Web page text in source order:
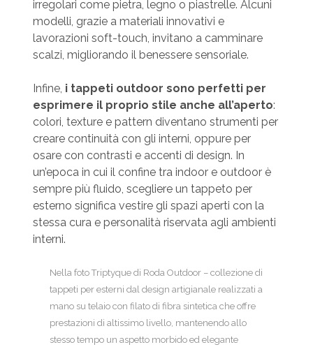
irregolari come pietra, legno o piastrelle. Alcuni
modelli, grazie a materiali innovativi e
lavorazioni soft-touch, invitano a camminare
scalzi, migliorando il benessere sensoriale.
Infine, i tappeti outdoor sono perfetti per
esprimere il proprio stile anche all’aperto:
colori, texture e pattern diventano strumenti per
creare continuità con gli interni, oppure per
osare con contrasti e accenti di design. In
un’epoca in cui il confine tra indoor e outdoor è
sempre più fluido, scegliere un tappeto per
esterno significa vestire gli spazi aperti con la
stessa cura e personalità riservata agli ambienti
interni.
Nella foto Triptyque di Roda Outdoor – collezione di
tappeti per esterni dal design artigianale realizzati a
mano su telaio con filato di fibra sintetica che offre
prestazioni di altissimo livello, mantenendo allo
stesso tempo un aspetto morbido ed elegante